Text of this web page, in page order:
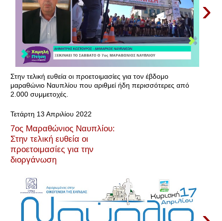
›
Στην τελική ευθεία οι προετοιμασίες για τον έβδομο
μαραθώνιο Ναυπλίου που αριθμεί ήδη περισσότερες από
2.000 συμμετοχές.
Τετάρτη 13 Απριλίου 2022
7ος Μαραθώνιος Ναυπλίου:
Στην τελική ευθεία οι
προετοιμασίες για την
διοργάνωση